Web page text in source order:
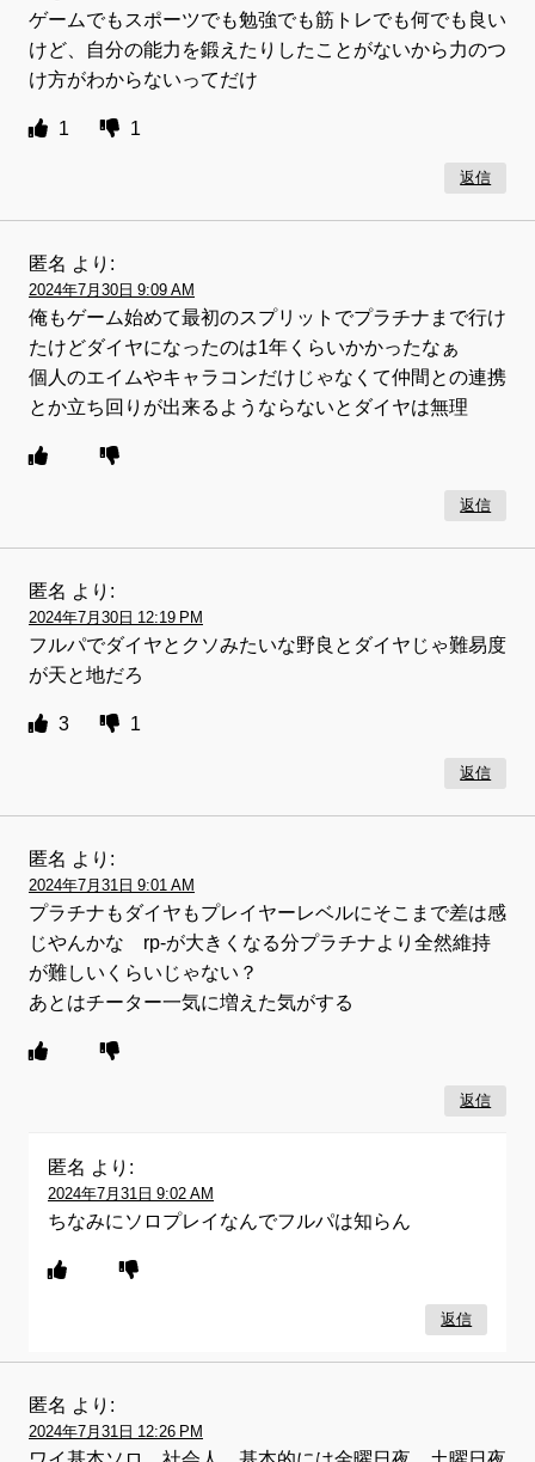
ゲームでもスポーツでも勉強でも筋トレでも何でも良い
けど、自分の能力を鍛えたりしたことがないから力のつ
け方がわからないってだけ
1 1
返信
匿名 より:
2024年7月30日 9:09 AM
俺もゲーム始めて最初のスプリットでプラチナまで行け
たけどダイヤになったのは1年くらいかかったなぁ
個人のエイムやキャラコンだけじゃなくて仲間との連携
とか立ち回りが出来るようならないとダイヤは無理
返信
匿名 より:
2024年7月30日 12:19 PM
フルパでダイヤとクソみたいな野良とダイヤじゃ難易度
が天と地だろ
3 1
返信
匿名 より:
2024年7月31日 9:01 AM
プラチナもダイヤもプレイヤーレベルにそこまで差は感
じやんかな rp-が大きくなる分プラチナより全然維持
が難しいくらいじゃない？
あとはチーター一気に増えた気がする
返信
匿名 より:
2024年7月31日 9:02 AM
ちなみにソロプレイなんでフルパは知らん
返信
匿名 より:
2024年7月31日 12:26 PM
ワイ基本ソロ、社会人、基本的には金曜日夜、土曜日夜